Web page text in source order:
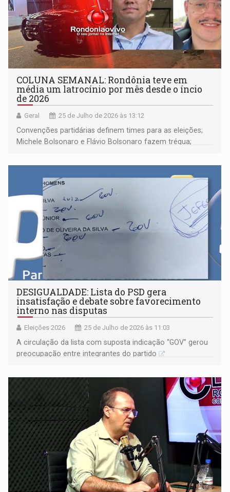
COLUNA SEMANAL: Rondônia teve em
média um latrocínio por mês desde o íncio
de 2026
Geral 25 de Julho de 2026 às 13:12
Convenções partidárias definem times para as eleições;
Michele Bolsonaro e Flávio Bolsonaro fazem trégua;
mais
DESIGUALDADE: Lista do PSD gera
insatisfação e debate sobre favorecimento
interno nas disputas
Eleições 2026 25 de Julho de 2026 às 11:03
A circulação da lista com suposta indicação “GOV” gerou
preocupação entre integrantes do partido